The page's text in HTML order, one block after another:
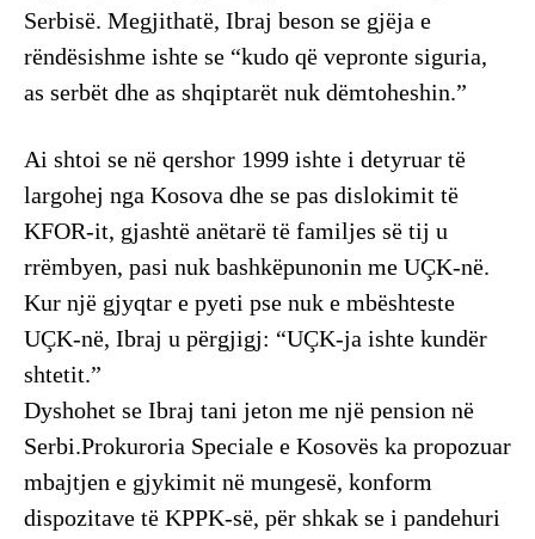
Serbisë. Megjithatë, Ibraj beson se gjëja e
rëndësishme ishte se “kudo që vepronte siguria,
as serbët dhe as shqiptarët nuk dëmtoheshin.”
Ai shtoi se në qershor 1999 ishte i detyruar të
largohej nga Kosova dhe se pas dislokimit të
KFOR-it, gjashtë anëtarë të familjes së tij u
rrëmbyen, pasi nuk bashkëpunonin me UÇK-në.
Kur një gjyqtar e pyeti pse nuk e mbështeste
UÇK-në, Ibraj u përgjigj: “UÇK-ja ishte kundër
shtetit.”
Dyshohet se Ibraj tani jeton me një pension në
Serbi.Prokuroria Speciale e Kosovës ka propozuar
mbajtjen e gjykimit në mungesë, konform
dispozitave të KPPK-së, për shkak se i pandehuri